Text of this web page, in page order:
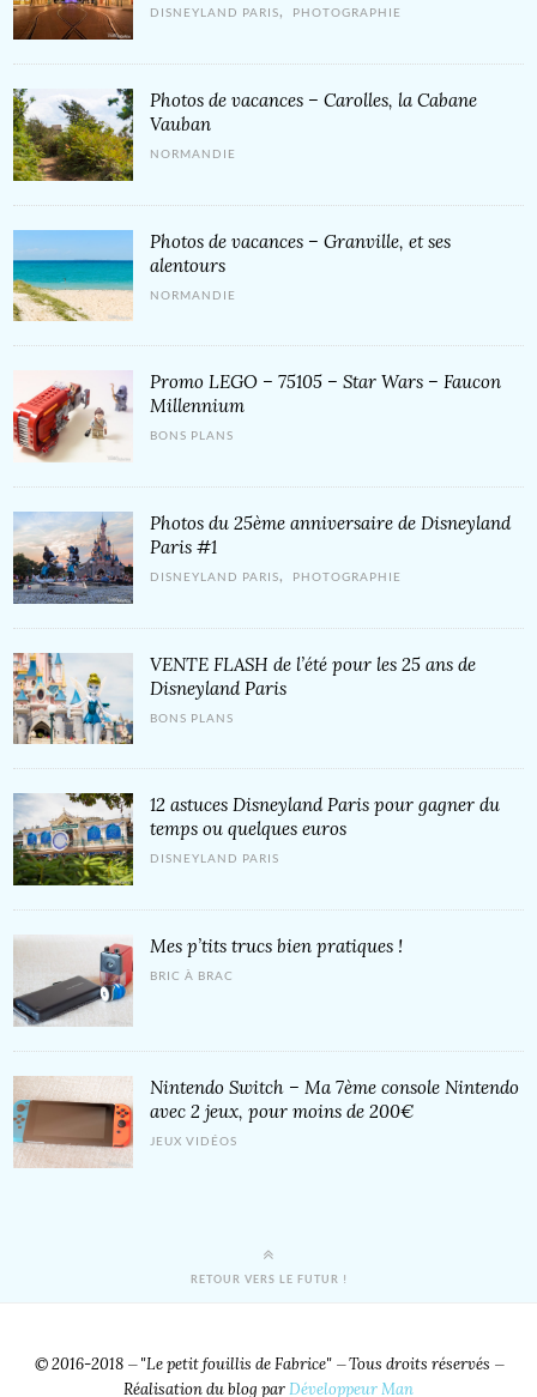
DISNEYLAND PARIS, PHOTOGRAPHIE
Photos de vacances – Carolles, la Cabane
Vauban
NORMANDIE
Photos de vacances – Granville, et ses
alentours
NORMANDIE
Promo LEGO – 75105 – Star Wars – Faucon
Millennium
BONS PLANS
Photos du 25ème anniversaire de Disneyland
Paris #1
DISNEYLAND PARIS, PHOTOGRAPHIE
VENTE FLASH de l’été pour les 25 ans de
Disneyland Paris
BONS PLANS
12 astuces Disneyland Paris pour gagner du
temps ou quelques euros
DISNEYLAND PARIS
Mes p’tits trucs bien pratiques !
BRIC À BRAC
Nintendo Switch – Ma 7ème console Nintendo
avec 2 jeux, pour moins de 200€
JEUX VIDÉOS
RETOUR VERS LE FUTUR !
© 2016-2018 ⏤ "Le petit fouillis de Fabrice" ⏤ Tous droits réservés ⏤
Réalisation du blog parDéveloppeur Man